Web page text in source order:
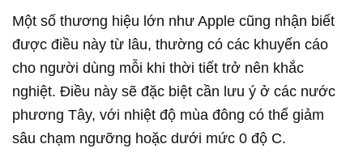
Một số thương hiệu lớn như Apple cũng nhận biết
được điều này từ lâu, thường có các khuyến cáo
cho người dùng mỗi khi thời tiết trở nên khắc
nghiệt. Điều này sẽ đặc biệt cần lưu ý ở các nước
phương Tây, với nhiệt độ mùa đông có thể giảm
sâu chạm ngưỡng hoặc dưới mức 0 độ C.